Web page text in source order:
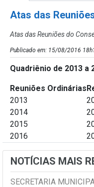
Atas das
Atas das Reuniões do
Publicado em: 15/08/2016
Quadriênio de 2013 a
Reuniões Ordinárias
2013
2014
2015
2016
NOTÍCIAS MAIS
SECRETARIA